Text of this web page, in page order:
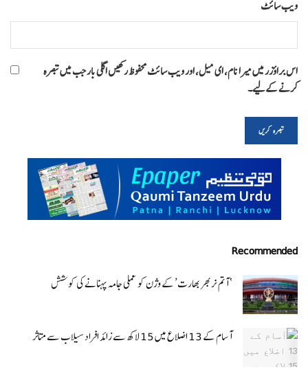
ویب‌ سائٹ
اس براؤزر میں میرا نام، ای میل، اور ویب سائٹ محفوظ رکھیں اگلی بار جب میں تبصرہ
کرنے کےلیے۔
Recommended
‘ آتم نربھر بھارت’ کے وژن کو عملی جامہ پہنانے کی کوشش
آسام کے 13 اضلاع میں 15 لاکھ سے زائد افراد سیلاب سے متاثر